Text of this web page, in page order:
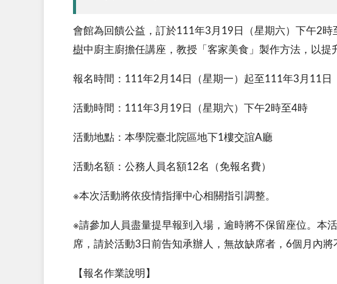
會館為回饋公益，訂於111年3月19日（星期六）下午2
樹中廚主廚擔任講座，教授「客家美食」製作方法，以提
報名時間：111年2月14日（星期一）起至111年3月11日
活動時間：111年3月19日（星期六）下午2時至4時
活動地點：本學院臺北院區地下1樓交誼A廳
活動名額：公務人員名額12名（免報名費）
※本次活動將依疫情指揮中心相關指引調整。
※請參加人員盡量提早報到入場，逾時將不保留座位。本
席，請於活動3日前告知承辦人，無故缺席者，6個月內將
【報名作業說明】